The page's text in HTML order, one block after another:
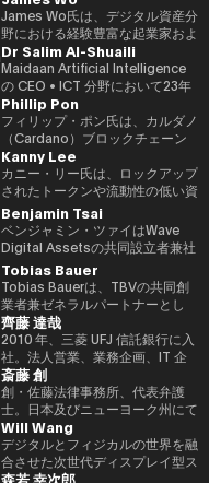
す。 さらにWeb3隣接領域では、
マレーシアのネオバンク（買収済
み）およびeウォレットを共同創
業。加えて、複数の新興企業にお
いて、フィンテック、メドテッ
ク、AIベンチャーなどで戦略アド
バイザーとして要職を歴任してい
ます。
世界資産（RWA）フレームワー
ク、ブロックチェーンを活用した
投資プラットフォーム、そして進
化するWeb3エコシステムへの機
関投資家向け参入経路などを含ん
でいます。 またハムゼは、国際
的なフィンテックおよびWeb3分
野の議論にも積極的に参加し、グ
ローバル資本市場の将来の構造
や、規制された金融システムへの
ブロックチェーン技術の統合につ
いて定期的に見解を発信していま
す。
ダーとして、世界各地のイベント
に招待されています。彼女の
Twitterフォロワーは20万人以上
にのぼり、「アジア発のグローバ
ル女性クリプトリーダー」と称さ
れています。 また、ジェンダー
平等の強い提唱者でもあり、
NGO「Women Who Crypto」
を設立しました。
クノロジープラットフォームへと
進化を進めています。 また、AI
時代に向けた新たな金融プラット
フォーム「Neo Crypto Bank」
の構想を推進しており、暗号資産
トレジャリー管理、レンディング
インフラ、プログラマブル金融ア
プリケーションの統合を目指して
います。 AIエージェントが経済
活動に参加する未来を見据え、ブ
ロックチェーンを基盤とした次世
代金融インフラの構築に取り組ん
でいます。
CEOとして、分散型エコシステ
ムへの強いコミットメントのも
と、3年以内に100社以上のブロ
ックチェーン・スタートアップへ
の投資を目標に掲げている。 こ
れまでの投資ポートフォリオに
は、Mysten Labs（Sui）、
Gunzilla、Peaq Network をはじ
め、300を超えるプロジェクトが
含まれており、変革的テクノロジ
ーを見抜く鋭い洞察力を示してい
る。 資金提供にとどまらず、
Budki は World Economic
Forum や Binance Blockchain
Week などの国際的なイベントで
登壇する世界的に評価の高いスピ
ーカーでもある。市場動向やブロ
ックチェーンの普及に関する彼の
見解は、The Times、
CoinDesk、Entrepreneur
Middle East といった主要メディ
アからも注目を集めている。 ま
た、ソーシャルメディアでの積極
的な発信を通じて、その影響力を
さらに拡大。短期的な利益よりも
Web3 の長期的な可能性を重視
し、世界の在り方を再定義するス
Commodities Ltd COO、本店
商品市場部長、デジタルアセット
マーケッツ 常勤取締役、三井物
産デジタルコモディティーズ 代
表取締役社長、三井物産コーポレ
ートディベロップメント本部 理
事を経て2023年12月に三井物産
を退社し、現職。グローバルなコ
モディティトレーディングに精
通。
James Wo氏は、デジタル資産分
野における経験豊富な起業家およ
び投資家であり、2015年にDFG
を設立し、10億ドル以上の運用
資産を統括しています。
Ledger、Coinlist、Circle、
ChainSafeなどの企業への初期投
資家でもあります。 また、
PolkadotおよびKusama
Networkの初期投資家かつ支援
者としても知られており、資本配
分や寄付、パラチェーンオークシ
ョンへの積極的な支援を通じて、
エコシステムへの多大な貢献を続
けています。
Dr Salim Al-Shuaili
Maidaan Artificial Intelligence
の CEO • ICT 分野において23年
以上の経験を有し、ICT（AI・DX
における技術導入）分野の博士号
（PhD）を取得 • グローバル AI
アンバサダー（Global Council
of Responsible AI／米国） • 国
際グローバル ICT 連盟
（IFCGICT／国連・米国）プロ
フェッショナル会員 • ITU 認定 AI
監査人（Certified AI Auditor） •
World AI Council（カナダ）認定
チーフ AI オフィサー（Chief AI
Officer） • Gulf College 理事会
（Board of Trustees）メンバー
• オマーン商工会議所 デジタル経
済・AI 委員会メンバー •
GCC（湾岸協力会議）AI プロジ
ェクトおよび AI 国際アワード審
査委員メンバー • 大学および学術
アドバイザリーボードメンバー
（SQU、AOU、Sohar
University） • Global CIO
Summit（タイ、2022年）にて
Phillip Pon
フィリップ・ポン氏は、カルダノ
（Cardano）ブロックチェーン
の共同創設組織の一つである
EMURGO のCEOです。
EMURGOは、ブロックチェーン
技術および資産のトークン化の商
業的普及を推進しています。
CEOとして、フィリップ氏は
EMURGOの戦略的方向性および
グローバルオペレーション全体を
統括し、投資、パートナーシッ
プ、インフラ開発を通じて、従来
の金融とブロックチェーンをつな
ぐ取り組みを主導しています。
Kanny Lee
カニー・リー氏は、ロックアップ
されたトークンや流動性の低い資
産の二次取引を可能にする分散型
マーケットプレイス
SecondSwap の創設者兼CEOで
す。 CEOとしてカニー氏は、
SecondSwapの戦略的ビジョン
とプロダクト開発の実行を統括
し、Web3市場における持続可能
な流動性とアクセシビリティを高
めるためのイノベーションを推進
しています。
Benjamin Tsai
ベンジャミン・ツァイはWave
Digital Assetsの共同設立者兼社
長であり、同社はSEC（米国証券
取引委員会）に登録されたデジタ
ルアセット管理会社です。彼は同
社で製品開発と取引を監督してい
ます。三か国語を操り、仮想通貨
のネイティブスピーカーであり、
また伝統的な金融分野のベテラン
でもあります。ベンは、シンガポ
ールのメリルリンチ・コモディテ
ィーズで15年以上にわたりシニ
アリーダーシップの経験を積み、
同社のCEOを務めました。ま
た、アライアンス・バーンスタイ
Tobias Bauer
Tobias Bauerは、TBVの共同創
業者兼ゼネラルパートナーとし
て、トップクラスのスタートアッ
プへの投資やベンチャービルディ
ングを行っています。過去には
Blockchain Founders Fundのパ
ートナーを務め、75Mドルのファ
ンドを立ち上げ、150以上のスタ
ートアップに投資しました。ま
た、Consensusや香港フィンテ
ックウィークなど300以上の
Web3・テック会議で講演経験が
齊藤 達哉
2010 年、三菱 UFJ 信託銀行に入
社。法人営業、業務企画、IT 企
画を経て、2016 年に FinTech 推
進室設立、1 人目の専任担当とし
て三菱 UFJ 信託銀行のデジタル
戦略を企画・推進。“シリアルイ
ントレプレナー(連続社内起業
家)”として、情報銀行基盤
「Dprime」、デジタル証券基盤
斎藤 創
創・佐藤法律事務所、代表弁護
士。日本及びニューヨーク州にて
弁護士資格。東京大学法学部、ニ
ューヨーク大学ロースクール卒。
西村あさひ法律事務所にて主とし
て金融分野（証券化、ファンド、
Will Wang
デジタルとフィジカルの世界を融
合させた次世代ディスプレイ型ス
マートグラスを開発する企業
森若 幸次郎